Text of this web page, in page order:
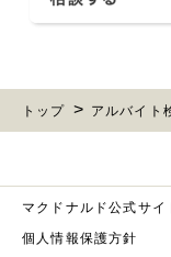
トップ アルバイト
マクドナルド公式サイ
個人情報保護方針